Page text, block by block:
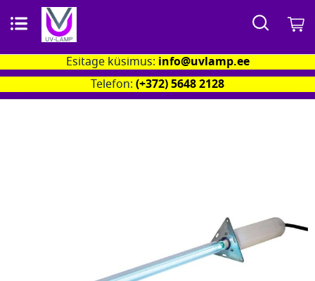
Otsi
Esitage küsimus: info@uvlamp.ee
Telefon: (+372) 5648 2128